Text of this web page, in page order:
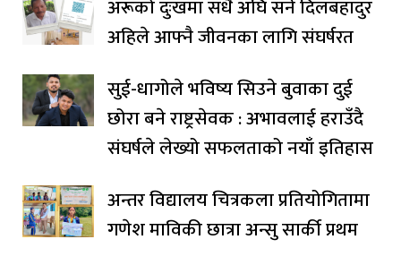
अरूको दुःखमा सधैँ अघि सर्ने दिलबहादुर
अहिले आफ्नै जीवनका लागि संघर्षरत
सुई-धागोले भविष्य सिउने बुवाका दुई
छोरा बने राष्ट्रसेवक : अभावलाई हराउँदै
संघर्षले लेख्यो सफलताको नयाँ इतिहास
अन्तर विद्यालय चित्रकला प्रतियोगितामा
गणेश माविकी छात्रा अन्सु सार्की प्रथम